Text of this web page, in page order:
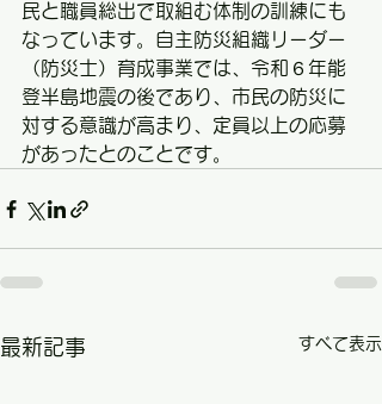
民と職員総出で取組む体制の訓練にも
なっています。自主防災組織リーダー
（防災士）育成事業では、令和６年能
登半島地震の後であり、市民の防災に
対する意識が高まり、定員以上の応募
があったとのことです。
最新記事 すべて表示